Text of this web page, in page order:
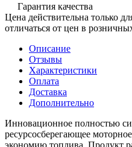
Гарантия качества
Цена действительна только
отличаться от цен в
Описание
Отзывы
Характеристики
Оплата
Доставка
Дополнительно
Инновационное полностью
ресурсосберегающее
экономию топлива. Продукт